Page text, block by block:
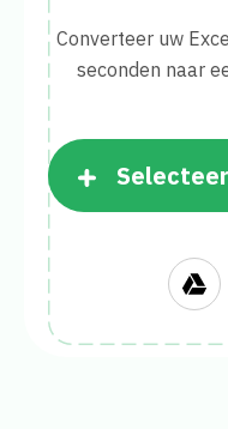
Converteer uw
seconden naar